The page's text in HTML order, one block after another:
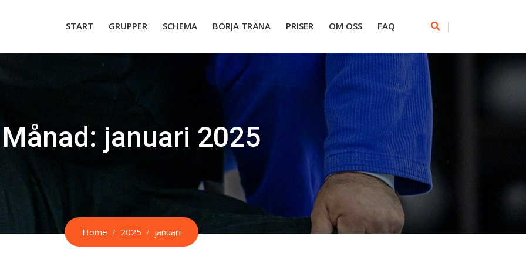
START GRUPPER SCHEMA BÖRJA TRÄNA PRISER OM OSS FAQ |
Månad: januari 2025
Home 2025 januari